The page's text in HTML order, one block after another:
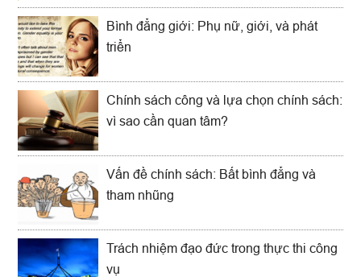
Bình đẳng giới: Phụ nữ, giới, và phát
triển
Chính sách công và lựa chọn chính sách:
vì sao cần quan tâm?
Vấn đề chính sách: Bất bình đẳng và
tham nhũng
Trách nhiệm đạo đức trong thực thi công
vụ